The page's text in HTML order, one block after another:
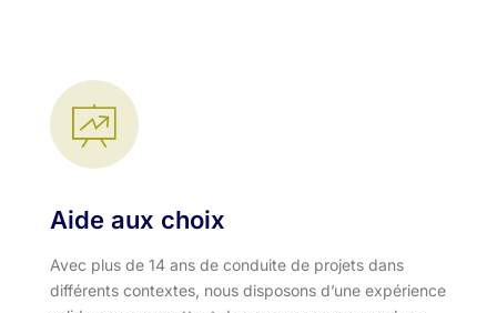
Aide aux choix
Avec plus de 14 ans de conduite de projets dans
différents contextes, nous disposons d’une expérience